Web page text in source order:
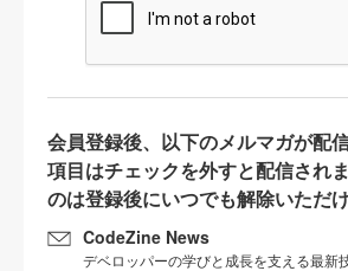
会員登録後、以下のメルマガが配
項目はチェックを外すと配信され
のは登録後にいつでも解除いただけ
CodeZine News
デベロッパーの学びと成長を支える最新